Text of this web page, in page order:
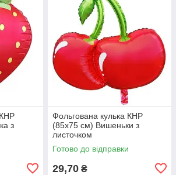
з
Фольгована кулька КНР
(85х75 см) Вишеньки з
листочком
Готово до відправки
29,70 ₴